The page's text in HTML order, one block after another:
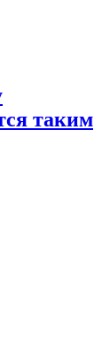
таким